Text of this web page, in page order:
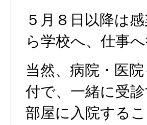
５月８日以降は
ら学校へ、仕事
当然、病院・医
付で、一緒に受
部屋に入院する